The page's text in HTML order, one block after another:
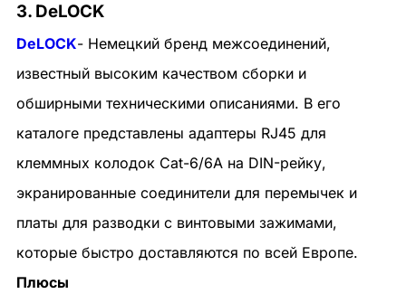
3. DeLOCK
DeLOCK- Немецкий бренд межсоединений,
известный высоким качеством сборки и
обширными техническими описаниями. В его
каталоге представлены адаптеры RJ45 для
клеммных колодок Cat-6/6A на DIN-рейку,
экранированные соединители для перемычек и
платы для разводки с винтовыми зажимами,
которые быстро доставляются по всей Европе.
Плюсы